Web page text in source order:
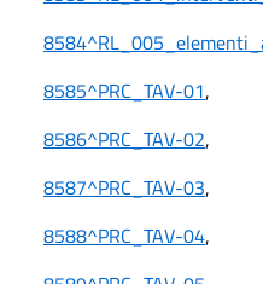
8585^PRC_TAV-01,
8586^PRC_TAV-02,
8587^PRC_TAV-03,
8588^PRC_TAV-04,